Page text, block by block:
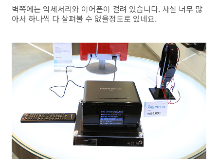
벽쪽에는 악세서리와 이어폰이 걸려 있습니다. 사실 너무 많
아서 하나씩 다 살펴볼 수 없을정도로 있네요.